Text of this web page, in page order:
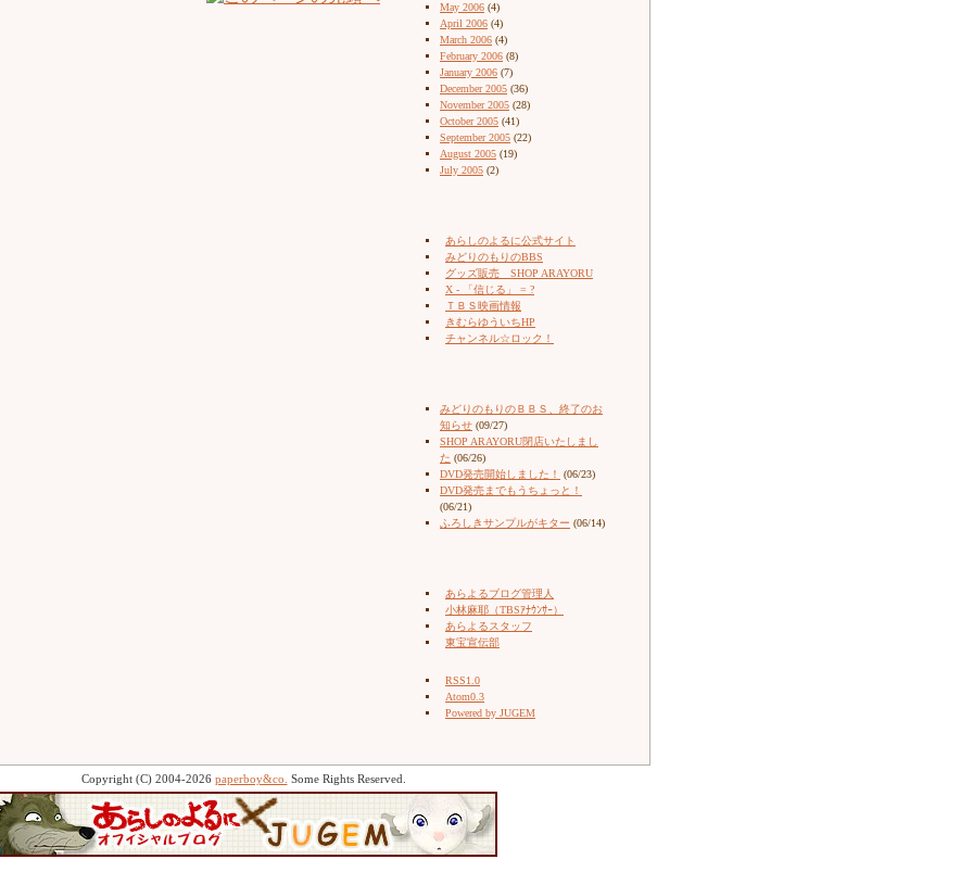
May 2006 (4)
April 2006 (4)
March 2006 (4)
February 2006 (8)
January 2006 (7)
December 2005 (36)
November 2005 (28)
October 2005 (41)
September 2005 (22)
August 2005 (19)
July 2005 (2)
あらしのよるに公式サイト
みどりのもりのBBS
グッズ販売 SHOP ARAYORU
X - 「信じる」 = ?
ＴＢＳ映画情報
きむらゆういちHP
チャンネル☆ロック！
みどりのもりのＢＢＳ、終了のお
知らせ (09/27)
SHOP ARAYORU閉店いたしまし
た (06/26)
DVD発売開始しました！
(06/23)
DVD発売までもうちょっと！
(06/21)
ふろしきサンプルがキター (06/14)
あらよるブログ管理人
小林麻耶（TBSｱﾅｳﾝｻｰ）
あらよるスタッフ
東宝宣伝部
RSS1.0
Atom0.3
Powered by JUGEM
Copyright (C) 2004-2026 paperboy&co. Some Rights Reserved.